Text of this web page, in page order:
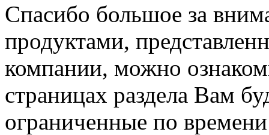
Спасибо большое за
продуктами,
компании, можно
страницах раздела Вам
ограниченные по